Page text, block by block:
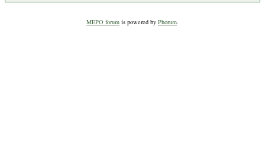
MEPO forum is powered by Phorum.